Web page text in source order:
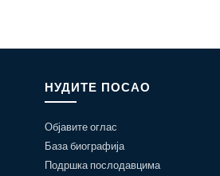
НУДИТЕ ПОСАО
Објавите оглас
База биографија
Подршка послодавцима